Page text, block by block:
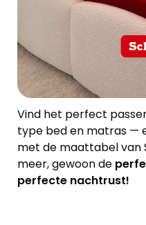
Vind het perfect
type bed en matras —
met de maattabel van
meer, gewoon de
perfecte nachtrust!